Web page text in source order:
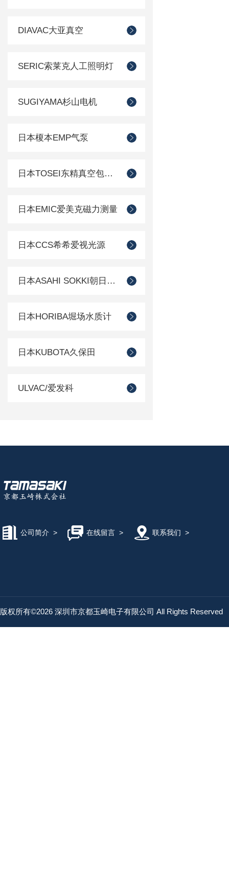
DIAVAC大亚真空
SERIC索莱克人工照明灯
SUGIYAMA杉山电机
日本榎本EMP气泵
日本TOSEI东精真空包装机
日本EMIC爱美克磁力测量
日本CCS希希爱视光源
日本ASAHI SOKKI朝日测器
日本HORIBA堀场水质计
日本KUBOTA久保田
ULVAC/爱发科
公司简介 > 在线留言> 联系我们 >
版权所有©2026 深圳市京都玉崎电子有限公司 All Rights Reserved